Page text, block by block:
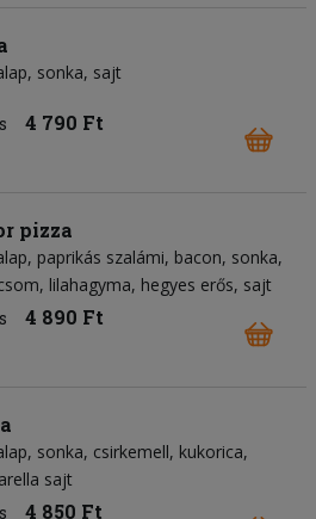
sonka sajt
4 790 Ft
pizza
paprikás szalámi bacon sonka
lilahagyma hegyes erős sajt
4 890 Ft
sonka csirkemell kukorica
sajt
4 850 Ft